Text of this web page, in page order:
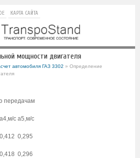
КАРТА САЙТА
мощности двигателя
автомобиля ГАЗ 3302 » Определение
передачам
a4,м/с a5,м/с
0,412 0,295
0,418 0,296